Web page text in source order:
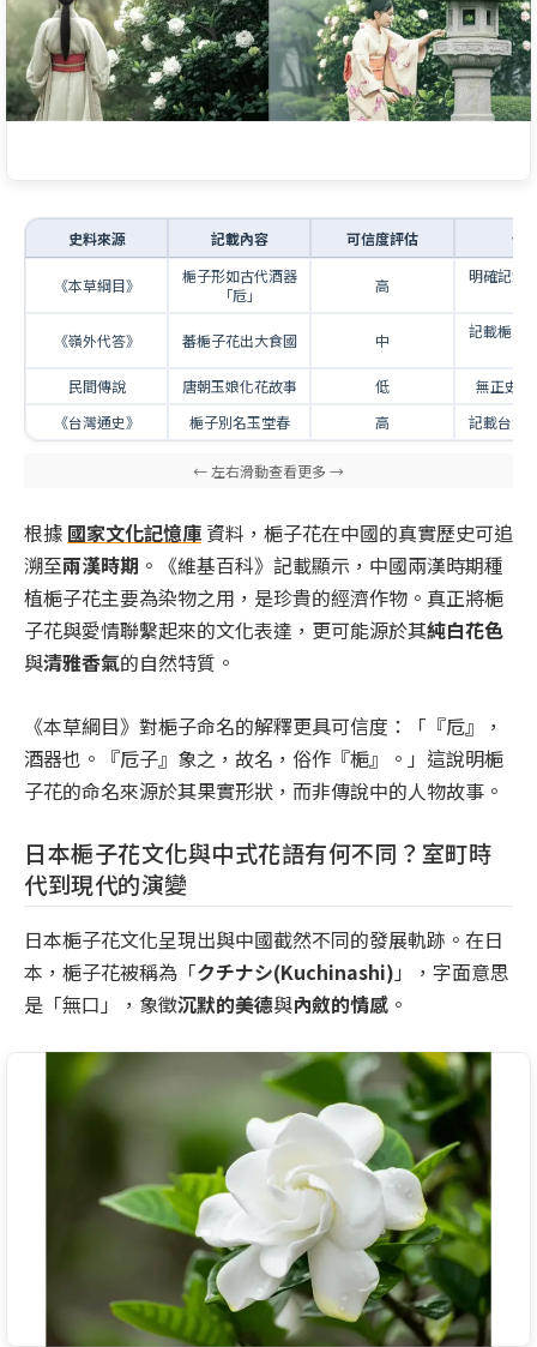
史料來源 記載內容 可信度評估 備
《本草綱目》
梔子形如古代酒器
「卮」
高
明確記載
《嶺外代答》 蕃梔子花出大食國 中
記載梔子
民間傳說
唐朝玉娘化花故事 低
無正史
《台灣通史》
梔子別名玉堂春 高 記載台灣
根據 國家文化記憶庫 資料，梔子花在中國的真實歷史可追
溯至兩漢時期 。《維基百科》記載顯示，中國兩漢時期種
植梔子花主要為染物之用，是珍貴的經濟作物。真正將梔
子花與愛情聯繫起來的文化表達，更可能源於其純白花色
與清雅香氣的自然特質。
《本草綱目》對梔子命名的解釋更具可信度：「『卮』，
酒器也。『卮子』象之，故名，俗作『梔』。」這說明梔
子花的命名來源於其果實形狀，而非傳說中的人物故事。
日本梔子花文化與中式花語有何不同？室町時
代到現代的演變
日本梔子花文化呈現出與中國截然不同的發展軌跡。在日
本，梔子花被稱為「クチナシ(Kuchinashi) 」，字面意思
是「無口」，象徵沉默的美德與內斂的情感 。